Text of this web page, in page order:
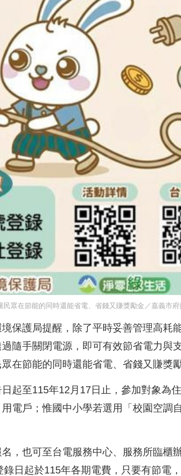
眾在節能的同時還能省電、省錢又賺獎勵金／嘉義市府
保護局提醒，除了平時妥善管理高耗
隨手關閉電源，即可有效節省電力與
在節能的同時還能省電、省錢又賺獎勵
起至115年12月17日止，參加對象為
電戶；惟國中小學若選用「校園空調
，也可至台電服務中心、服務所臨櫃
日起於115年各期電費，只要有節電